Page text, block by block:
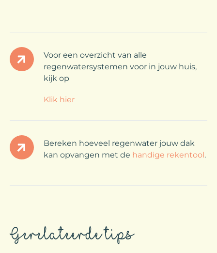
Voor een overzicht van alle
regenwatersystemen voor in jouw huis,
kijk op
Klik hier
Bereken hoeveel regenwater jouw dak
kan opvangen met de handige rekentool.
Gerelateerde tips